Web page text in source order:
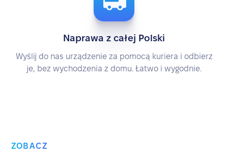
Naprawa z całej Polski
Wyślij do nas urządzenie za pomocą kuriera i odbierz
je, bez wychodzenia z domu. Łatwo i wygodnie.
ZOBACZ